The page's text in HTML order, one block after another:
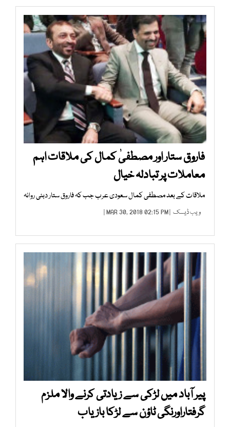
فاروق ستار اور مصطفیٰ کمال کی ملاقات اہم
معاملات پر تبادلہ خیال
ملاقات کے بعد مصطفی کمال سعودی عرب جب کہ فاروق ستار دبئی روانہ
ویب ڈیسک
پیر آباد میں لڑکی سے زیادتی کرنے والا ملزم
گرفتاراورنگی ٹاؤن سے لڑکا بازیاب